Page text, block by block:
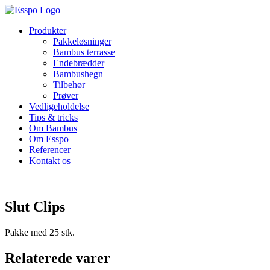
Skip
contentProdukter
Pakkeløsninger
Bambus terrasse
Endebrædder
Bambushegn
Tilbehør
Prøver
Vedligeholdelse
Tips & tricks
Om Bambus
Om Esspo
Referencer
Kontakt os
Slut Clips
Pakke med 25 stk.
Relaterede varer